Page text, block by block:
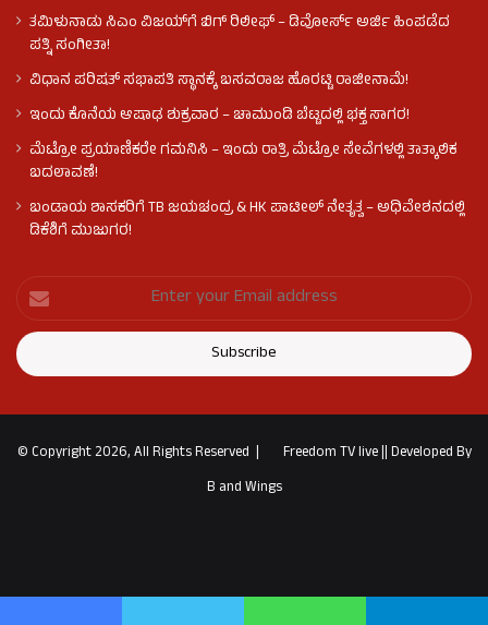
ತಮಿಳುನಾಡು ಸಿಎಂ ವಿಜಯ್‌ಗೆ ಬಿಗ್ ರಿಲೀಫ್ – ಡಿವೋರ್ಸ್ ಅರ್ಜಿ ಹಿಂಪಡೆದ
ಪತ್ನಿ ಸಂಗೀತಾ!
ವಿಧಾನ ಪರಿಷತ್ ಸಭಾಪತಿ ಸ್ಥಾನಕ್ಕೆ ಬಸವರಾಜ ಹೊರಟ್ಟಿ ರಾಜೀನಾಮೆ!
ಇಂದು ಕೊನೆಯ ಆಷಾಢ ಶುಕ್ರವಾರ – ಚಾಮುಂಡಿ ಬೆಟ್ಟದಲ್ಲಿ ಭಕ್ತ ಸಾಗರ!
ಮೆಟ್ರೋ ಪ್ರಯಾಣಿಕರೇ ಗಮನಿಸಿ – ಇಂದು ರಾತ್ರಿ ಮೆಟ್ರೋ ಸೇವೆಗಳಲ್ಲಿ ತಾತ್ಕಾಲಿಕ
ಬದಲಾವಣೆ!
ಬಂಡಾಯ ಶಾಸಕರಿಗೆ TB ಜಯಚಂದ್ರ & HK ಪಾಟೀಲ್ ನೇತೃತ್ವ – ಅಧಿವೇಶನದಲ್ಲಿ
ಡಿಕೆಶಿಗೆ ಮುಜುಗರ!
© Copyright 2026, All Rights Reserved | Freedom TV live||Developed By
B and Wings